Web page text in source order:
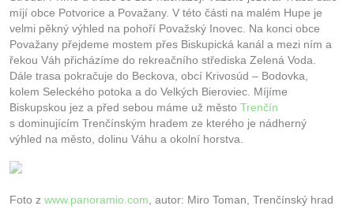
míjí obce Potvorice a Považany. V této části na malém Hupe je
velmi pěkný výhled na pohoří Považský Inovec. Na konci obce
Považany přejdeme mostem přes Biskupická kanál a mezi ním a
řekou Váh přicházíme do rekreačního střediska Zelená Voda.
Dále trasa pokračuje do Beckova, obcí Krivosúd – Bodovka,
kolem Seleckého potoka a do Velkých Bieroviec. Míjíme
Biskupskou jez a před sebou máme už město Trenčín
s dominujícím Trenčínským hradem ze kterého je nádherný
výhled na město, dolinu Váhu a okolní horstva.
Foto z www.panoramio.com , autor: Miro Toman, Trenčínský hrad